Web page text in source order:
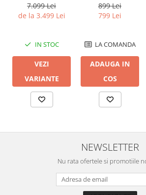
7.099 Lei
de la 3.499 Lei
IN STOC
VEZI
VARIANTE
899 Lei
799 Lei
LA COMANDA
ADAUGA IN
COS
NEWSLETTER
Nu rata ofertele si promotiile